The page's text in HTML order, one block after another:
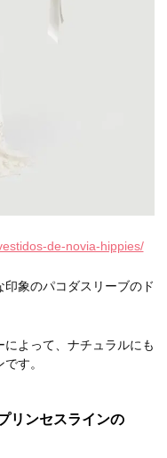
de-novia-hippies/
象のパコダスリーブのド
よって、ナチュラルにも
す。
リンセスラインの